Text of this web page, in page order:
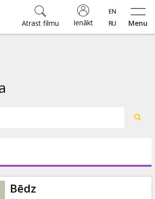
Menu
Ienākt
Atrast filmu
Bēdz